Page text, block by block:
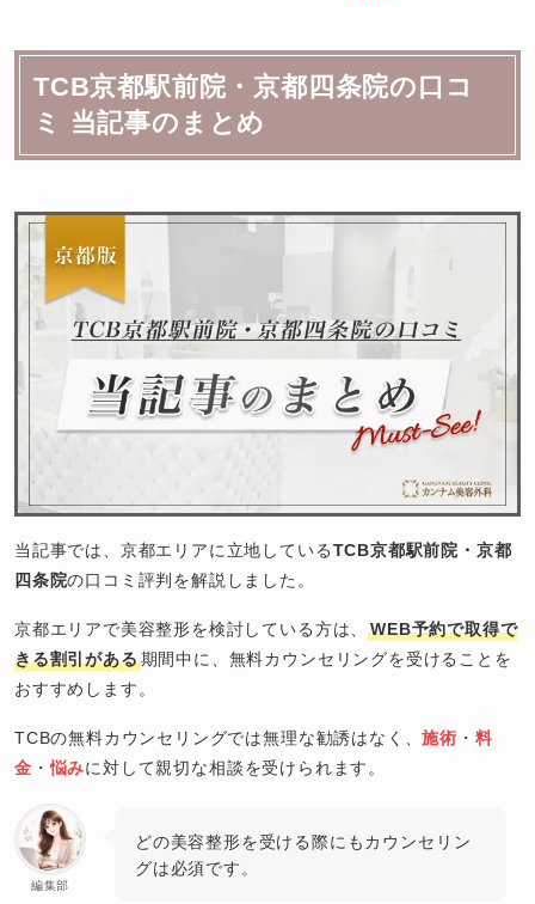
TCB京都駅前院・京都四条院の口コ
ミ 当記事のまとめ
当記事では、京都エリアに立地しているTCB京都駅前院・京都
四条院の口コミ評判を解説しました。
京都エリアで美容整形を検討している方は、WEB予約で取得で
きる割引がある期間中に、無料カウンセリングを受けることを
おすすめします。
TCBの無料カウンセリングでは無理な勧誘はなく、施術 ・ 料
金 ・悩みに対して親切な相談を受けられます。
編集部
どの美容整形を受ける際にもカウンセリン
グは必須です。